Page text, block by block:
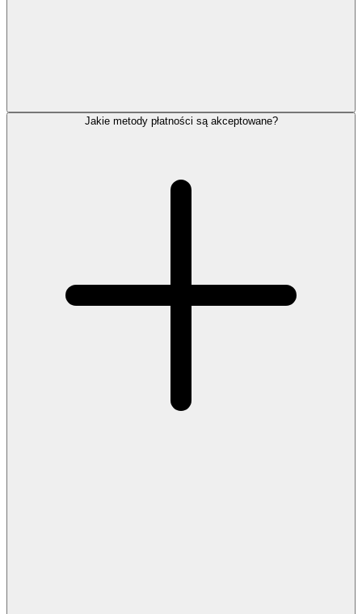
Jakie metody płatności są akceptowane?